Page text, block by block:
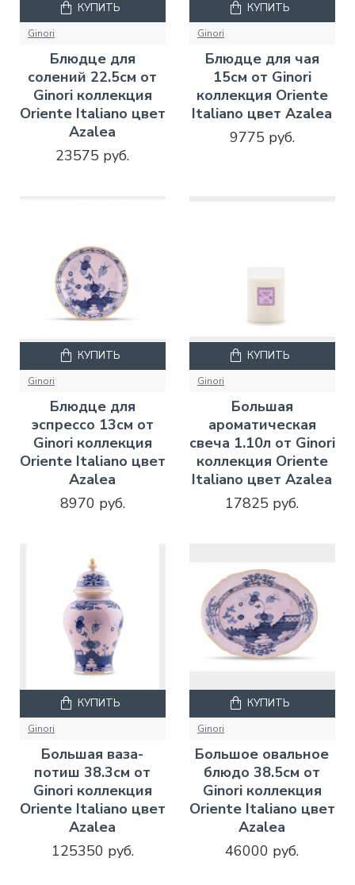
Ginori
Блюдце для
солений 22.5см от
Ginori коллекция
Oriente Italiano цвет
Azalea
23575 руб.
КУПИТЬ
Ginori
Блюдце для чая
15см от Ginori
коллекция Oriente
Italiano цвет Azalea
9775 руб.
КУПИТЬ
Ginori
Блюдце для
эспрессо 13см от
Ginori коллекция
Oriente Italiano цвет
Azalea
8970 руб.
КУПИТЬ
Ginori
Большая
ароматическая
свеча 1.10л от Ginori
коллекция Oriente
Italiano цвет Azalea
17825 руб.
КУПИТЬ
Ginori
Большая ваза-
потиш 38.3см от
Ginori коллекция
Oriente Italiano цвет
Azalea
125350 руб.
КУПИТЬ
Ginori
Большое овальное
блюдо 38.5см от
Ginori коллекция
Oriente Italiano цвет
Azalea
46000 руб.
КУПИТЬ